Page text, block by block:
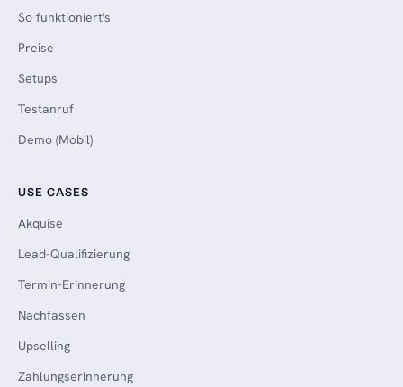
So funktioniert's
Preise
Setups
Testanruf
Demo (Mobil)
USE CASES
Akquise
Lead-Qualifizierung
Termin-Erinnerung
Nachfassen
Upselling
Zahlungserinnerung